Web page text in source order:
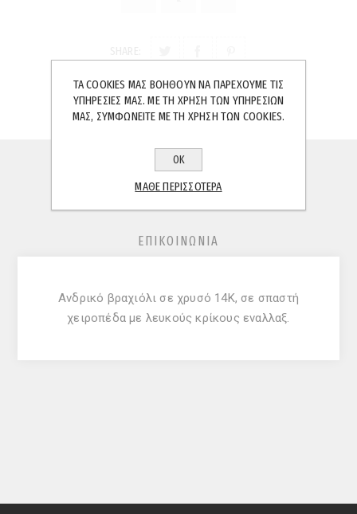
ΠΕΡΙΓΡΑΦΉ
ΧΑΡΑΚΤΗΡΙΣΤΙΚΆ
ΕΠΙΚΟΙΝΩΝΊΑ
Ανδρικό βραχιόλι σε χρυσό 14Κ, σε σπαστή
χειροπέδα με λευκούς κρίκους εναλλαξ.
ΤΑ COOKIES ΜΑΣ ΒΟΗΘΟΎΝ ΝΑ ΠΑΡΈΧΟΥΜΕ ΤΙΣ
ΥΠΗΡΕΣΊΕΣ ΜΑΣ. ΜΕ ΤΗ ΧΡΉΣΗ ΤΩΝ ΥΠΗΡΕΣΙΏΝ
ΜΑΣ, ΣΥΜΦΩΝΕΊΤΕ ΜΕ ΤΗ ΧΡΉΣΗ ΤΩΝ COOKIES.
ΟΚ
ΜΆΘΕ ΠΕΡΙΣΣΌΤΕΡΑ